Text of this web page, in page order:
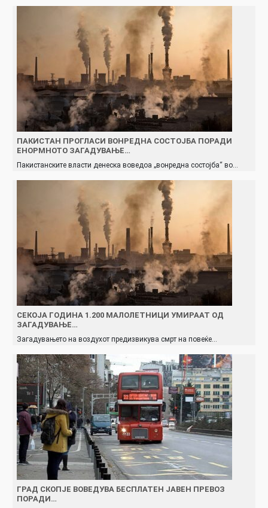
ПАКИСТАН ПРОГЛАСИ ВОНРЕДНА СОСТОЈБА ПОРАДИ
ЕНОРМНОТО ЗАГАДУВАЊЕ…
Пакистанските власти денеска воведоа „вонредна состојба“ во…
СЕКОЈА ГОДИНА 1.200 МАЛОЛЕТНИЦИ УМИРААТ ОД
ЗАГАДУВАЊЕ…
Загадувањето на воздухот предизвикува смрт на повеќе…
ГРАД СКОПЈЕ ВОВЕДУВА БЕСПЛАТЕН ЈАВЕН ПРЕВОЗ
ПОРАДИ…